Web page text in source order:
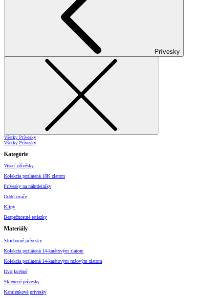
Prívesky
Všetky Prívesky
Všetky Prívesky
Kategórie
Visací přívěsky
Kolekcia pozlátená 18K zlatom
Prívesky na náhrdelníky
Oddeľovače
Klipy
Bezpečnostné retiazky
Materiály
Strieborné prívesky
Kolekcia pozlátená 14-karátovým zlatom
Kolekcia pozlátená 14-karátovým ružovým zlatom
Dvojfarebné
Sklenené prívesky
Kamienkové prívesky